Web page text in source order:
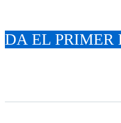
DA EL PRIMER